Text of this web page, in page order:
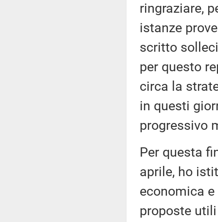
ringraziare,
istanze
scritto
per questo
circa la
in questi
progressivo
Per questa
aprile, ho
economica
proposte